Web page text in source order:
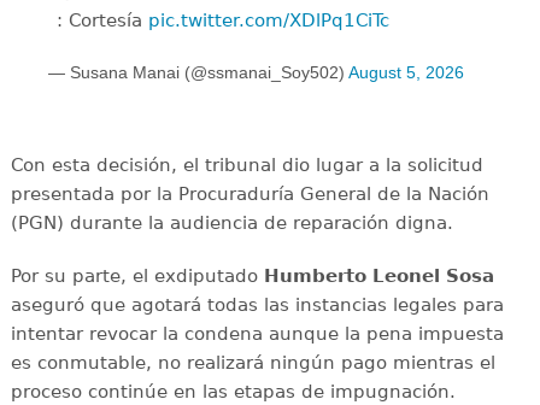
: Cortesía pic.twitter.com/XDlPq1CiTc
— Susana Manai (@ssmanai_Soy502) August 5, 2026
Con esta decisión, el tribunal dio lugar a la solicitud
presentada por la Procuraduría General de la Nación
(PGN) durante la audiencia de reparación digna.
Por su parte, el exdiputado Humberto Leonel Sosa
aseguró que agotará todas las instancias legales para
intentar revocar la condena aunque la pena impuesta
es conmutable, no realizará ningún pago mientras el
proceso continúe en las etapas de impugnación.